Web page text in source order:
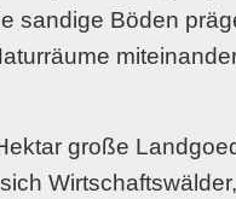
sandige Böden
große